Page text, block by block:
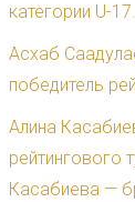
категории U-17.
Асхаб
победитель
Алина
рейтингового
Касабиева —